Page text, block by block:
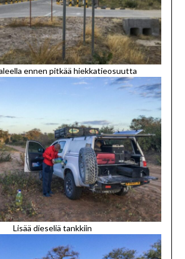
ennen pitkää hiekkatieosuutta
Lisää dieseliä tankkiin